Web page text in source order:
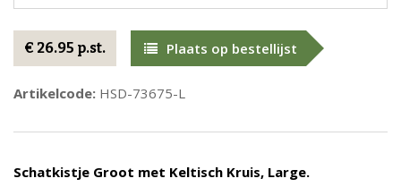
€ 26.95 p.st. Plaats op bestellijst
Artikelcode: HSD-73675-L
Schatkistje Groot met Keltisch Kruis, Large.